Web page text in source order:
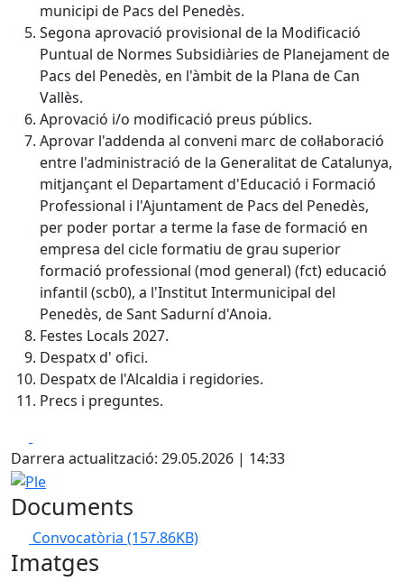
municipi de Pacs del Penedès.
Segona aprovació provisional de la Modificació
Puntual de Normes Subsidiàries de Planejament de
Pacs del Penedès, en l'àmbit de la Plana de Can
Vallès.
Aprovació i/o modificació preus públics.
Aprovar l'addenda al conveni marc de col·laboració
entre l'administració de la Generalitat de Catalunya,
mitjançant el Departament d'Educació i Formació
Professional i l'Ajuntament de Pacs del Penedès,
per poder portar a terme la fase de formació en
empresa del cicle formatiu de grau superior
formació professional (mod general) (fct) educació
infantil (scb0), a l'Institut Intermunicipal del
Penedès, de Sant Sadurní d'Anoia.
Festes Locals 2027.
Despatx d' ofici.
Despatx de l'Alcaldia i regidories.
Precs i preguntes.
Darrera actualització: 29.05.2026 | 14:33
Ple
Documents
Convocatòria (157.86KB)
Imatges